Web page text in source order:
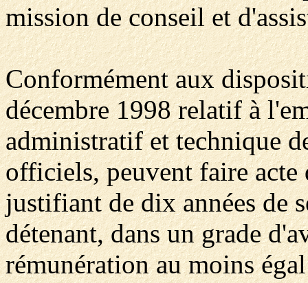
mission de conseil et
Conformément aux
décembre 1998 relatif à
administratif et technique
officiels, peuvent faire acte
justifiant de dix années de
détenant, dans un grade
rémunération au moins